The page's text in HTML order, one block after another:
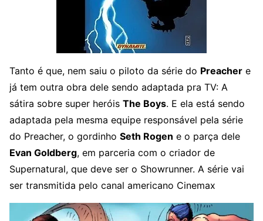
Tanto é que, nem saiu o piloto da série do Preacher e
já tem outra obra dele sendo adaptada pra TV: A
sátira sobre super heróis The Boys. E ela está sendo
adaptada pela mesma equipe responsável pela série
do Preacher, o gordinho Seth Rogen e o parça dele
Evan Goldberg, em parceria com o criador de
Supernatural, que deve ser o Showrunner. A série vai
ser transmitida pelo canal americano Cinemax